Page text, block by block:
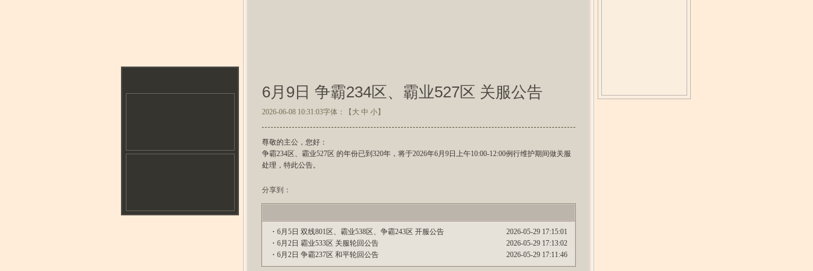
6月9日 争霸234区、霸业527区 关服公告
2026-06-08 10:31:03字体：【 大 中 小】
尊敬的主公，您好：
争霸234区、霸业527区 的年份已到320年，将于2026年6月9日上午10:00-12:00例行维护期间做关服
处理，特此公告。
分享到：
2026-05-29 17:15:01
・ 6月5日 双线801区、霸业538区、争霸243区 开服公告
2026-05-29 17:13:02
・ 6月2日 霸业533区 关服轮回公告
2026-05-29 17:11:46
・ 6月2日 争霸237区 和平轮回公告